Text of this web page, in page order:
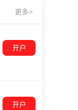
更多>
开户
开户